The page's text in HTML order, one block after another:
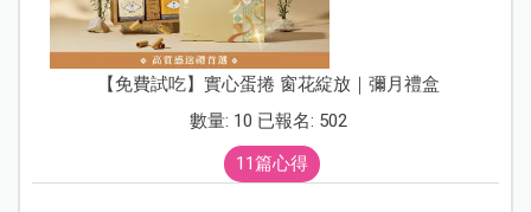
【免費試吃】實心蛋捲 窗花綻放｜彌月禮盒
數量: 10 已報名: 502
11篇心得